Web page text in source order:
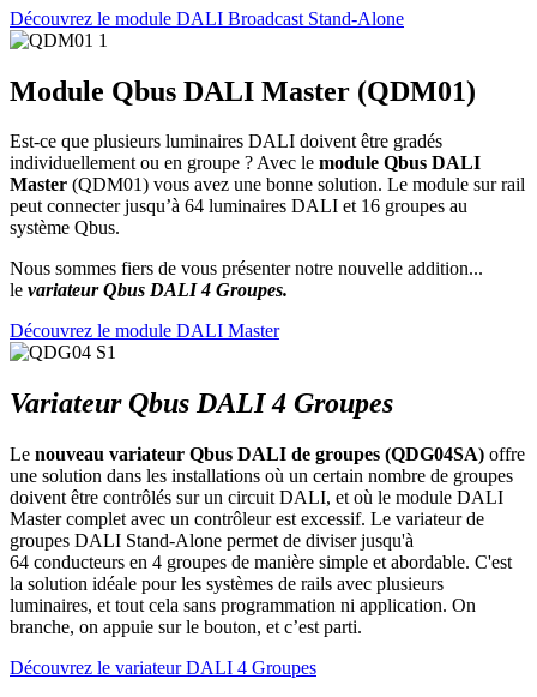
Découvrez le module DALI Broadcast Stand-Alone
Module Qbus DALI Master (QDM01)
Est-ce que plusieurs luminaires DALI doivent être gradés
individuellement ou en groupe ? Avec le module Qbus DALI
Master (QDM01) vous avez une bonne solution. Le module sur rail
peut connecter jusqu’à 64 luminaires DALI et 16 groupes au
système Qbus.
Nous sommes fiers de vous présenter notre nouvelle addition...
le variateur Qbus DALI 4 Groupes.
Découvrez le module DALI Master
Variateur Qbus DALI 4 Groupes
Le nouveau variateur Qbus DALI de groupes (QDG04SA) offre
une solution dans les installations où un certain nombre de groupes
doivent être contrôlés sur un circuit DALI, et où le module DALI
Master complet avec un contrôleur est excessif. Le variateur de
groupes DALI Stand-Alone permet de diviser jusqu'à
64 conducteurs en 4 groupes de manière simple et abordable. C'est
la solution idéale pour les systèmes de rails avec plusieurs
luminaires, et tout cela sans programmation ni application. On
branche, on appuie sur le bouton, et c’est parti.
Découvrez le variateur DALI 4 Groupes